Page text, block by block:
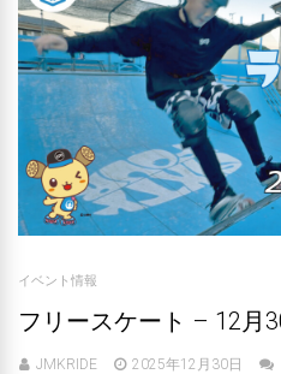
イベント情報
フリースケート – 12月
JMKRIDE 2025年12月30日